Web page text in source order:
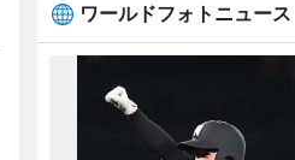
ワールドフォトニュース